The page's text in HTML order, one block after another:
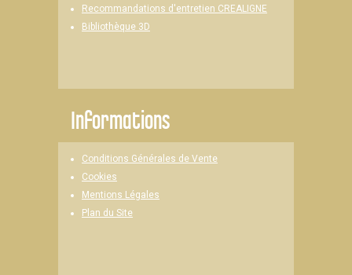
Recommandations d'entretien CREALIGNE
Bibliothèque 3D
Informations
Conditions Générales de Vente
Cookies
Mentions Légales
Plan du Site